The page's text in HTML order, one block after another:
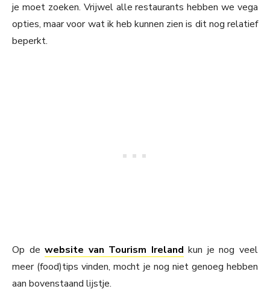
je moet zoeken. Vrijwel alle restaurants hebben we vega
opties, maar voor wat ik heb kunnen zien is dit nog relatief
beperkt.
Op dewebsite van Tourism Ireland kun je nog veel
meer (food)tips vinden, mocht je nog niet genoeg hebben
aan bovenstaand lijstje.